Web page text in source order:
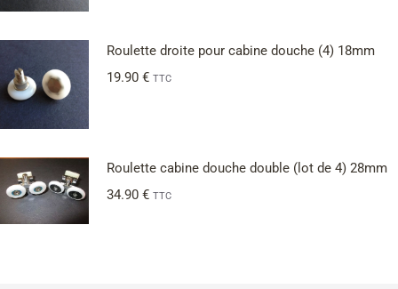
Roulette droite pour cabine douche (4) 18mm
19.90 € TTC
Roulette cabine douche double (lot de 4) 28mm
34.90 € TTC